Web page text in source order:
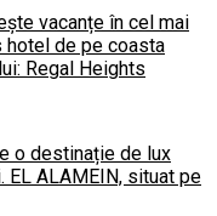
vacanțe în cel mai
hotel de pe coasta
Regal Heights
o destinație de lux
EL ALAMEIN, situat pe